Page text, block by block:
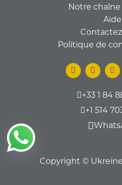
Notre
Aide
Politique de
+33 1 84
+1 514
Copyright ©